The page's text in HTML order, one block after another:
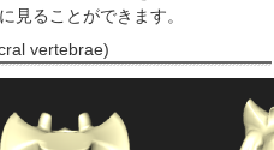
見ることができます。
vertebrae)